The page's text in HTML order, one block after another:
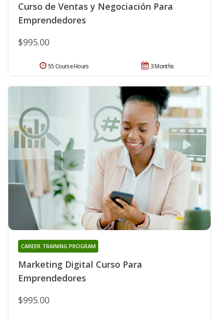
Curso de Ventas y Negociación Para
Emprendedores
$995.00
3 Months
55 Course Hours
Marketing Digital Curso Para
Emprendedores
CAREER TRAINING PROGRAM
$995.00